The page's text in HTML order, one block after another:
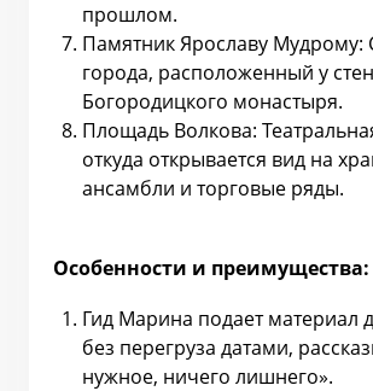
прошлом.
Памятник Ярославу Мудрому:
города, расположенный у стен
Богородицкого монастыря.
Площадь Волкова:
откуда открывается вид на
ансамбли и торговые ряды.
Особенности и преимущества:
Гид Марина подает материал
без перегруза датами,
нужное, ничего лишнего».